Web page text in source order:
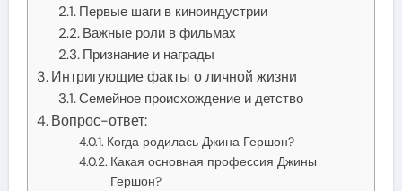
Первые шаги в киноиндустрии
Важные роли в фильмах
Признание и награды
Интригующие факты о личной жизни
Семейное происхождение и детство
Вопрос-ответ:
Когда родилась Джина Гершон?
Какая основная профессия Джины
Гершон?